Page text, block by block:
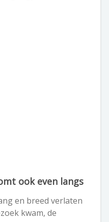
ook even langs
en breed verlaten
kwam, de